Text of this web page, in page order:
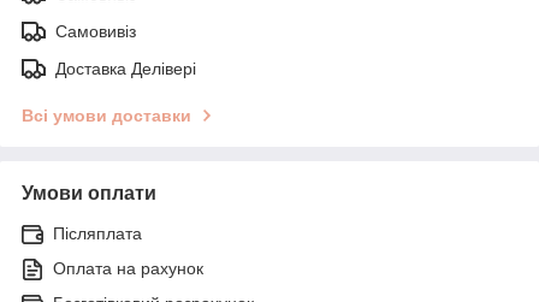
Самовивіз
Доставка Делівері
Всі умови доставки
Умови оплати
Післяплата
Оплата на рахунок